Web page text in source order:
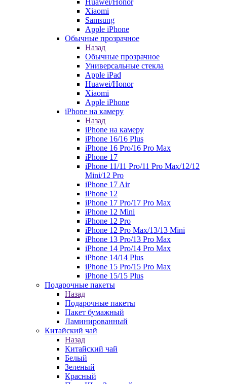
Huawei/Honor
Xiaomi
Samsung
Apple iPhone
Обычные прозрачное
Назад
Обычные прозрачное
Универсальные стекла
Apple iPad
Huawei/Honor
Xiaomi
Apple iPhone
iPhone на камеру
Назад
iPhone на камеру
iPhone 16/16 Plus
iPhone 16 Pro/16 Pro Max
iPhone 17
iPhone 11/11 Pro/11 Pro Max/12/12
Mini/12 Pro
iPhone 17 Air
iPhone 12
iPhone 17 Pro/17 Pro Max
iPhone 12 Mini
iPhone 12 Pro
iPhone 12 Pro Max/13/13 Mini
iPhone 13 Pro/13 Pro Max
iPhone 14 Pro/14 Pro Max
iPhone 14/14 Plus
iPhone 15 Pro/15 Pro Max
iPhone 15/15 Plus
Подарочные пакеты
Назад
Подарочные пакеты
Пакет бумажный
Ламинированный
Китайский чай
Назад
Китайский чай
Белый
Зеленый
Красный